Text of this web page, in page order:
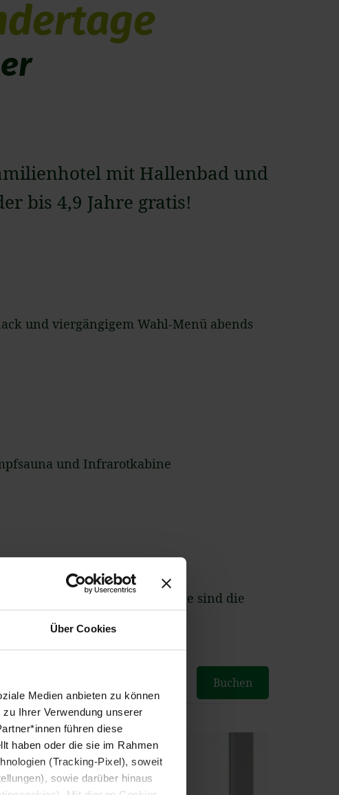
Über Cookies
Medien anbieten zu können
Ihrer Verwendung unserer
führen diese
haben oder die sie im Rahmen
(Tracking-Pixel), soweit
sowie darüber hinaus
mit Hallenbad und
bis 4,9 Jahre gratis!
und viergängigem Wahl-Menü abends
und Infrarotkabine
Kindern dieser Altersgruppe sind die
Buchen